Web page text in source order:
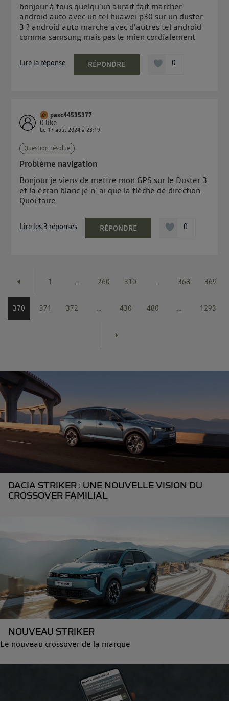
bonjour à tous quelqu'un aurait fait marcher
android auto avec un tel huawei p30 sur un duster
3 ? android auto marche avec d'autres tel android
comma samsung mais pas le mien cordialement
Lire la réponse RÉPONDRE 0
pasc44535377
0 like
Le 17 août 2024 à23:19
Question résolue
Problème navigation
Bonjour je viens de mettre mon GPS sur le Duster 3
et la écran blanc je n' ai que la flèche de direction.
Quoi faire.
Lire les 3 réponses RÉPONDRE 0
1 ... 260 310 ... 368 369
370 371 372 ... 430 480 ... 1293
DACIA STRIKER : UNE NOUVELLE VISION DU
CROSSOVER FAMILIAL
NOUVEAU STRIKER
Le nouveau crossover de la marque